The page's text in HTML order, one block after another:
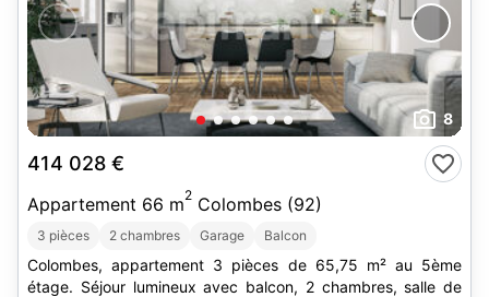
8
414 028 €
Appartement 66 m2 Colombes (92)
3 pièces 2 chambres Garage Balcon
Colombes, appartement 3 pièces de 65,75 m² au 5ème
étage. Séjour lumineux avec balcon, 2 chambres, salle de